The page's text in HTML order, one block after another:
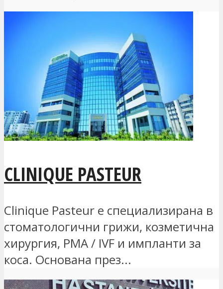
CLINIQUE PASTEUR
Clinique Pasteur е специализирана в
стоматологични грижи, козметична
хирургия, PMA / IVF и импланти за
коса. Основана през...